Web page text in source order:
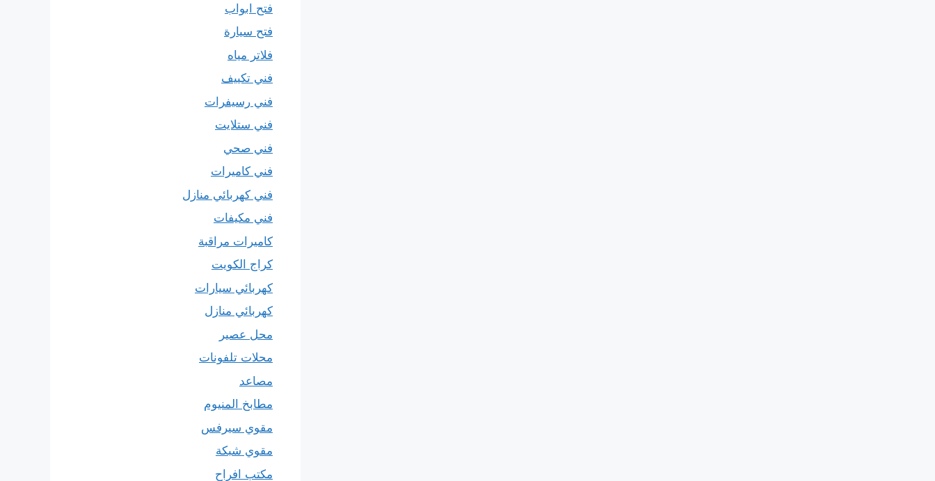
فتح ابواب
فتح سيارة
فلاتر مياه
فني تكييف
فني رسيفرات
فني ستلايت
فني صحي
فني كاميرات
فني كهربائي منازل
فني مكيفات
كاميرات مراقبة
كراج الكويت
كهربائي سيارات
كهربائي منازل
محل عصير
محلات تلفونات
مصاعد
مطابخ المنيوم
مقوي سيرفس
مقوي شبكة
مكتب افراح